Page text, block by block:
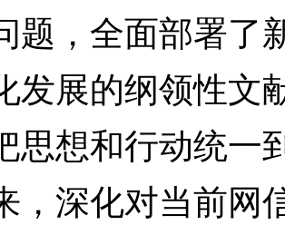
题，全面部署了
发展的纲领性文
思想和行动统一
，深化对当前网